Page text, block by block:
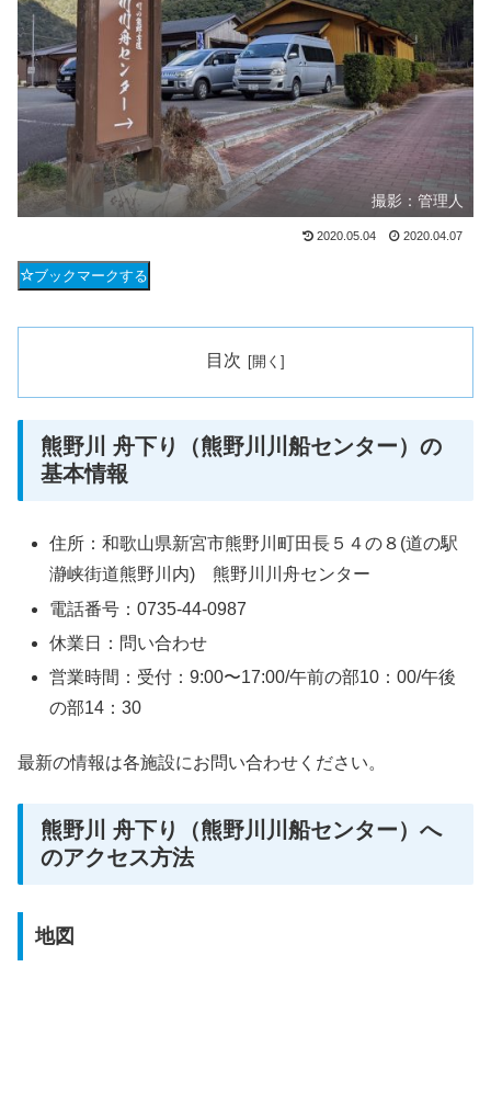
撮影：管理人
2020.05.04 2020.04.07
ブックマークする
目次
熊野川 舟下り（熊野川川船センター）の
基本情報
住所：和歌山県新宮市熊野川町田長５４の８(道の駅
瀞峡街道熊野川内) 熊野川川舟センター
電話番号：0735-44-0987
休業日：問い合わせ
営業時間：受付：9:00〜17:00/午前の部10：00/午後
の部14：30
最新の情報は各施設にお問い合わせください。
熊野川 舟下り（熊野川川船センター）へ
のアクセス方法
地図